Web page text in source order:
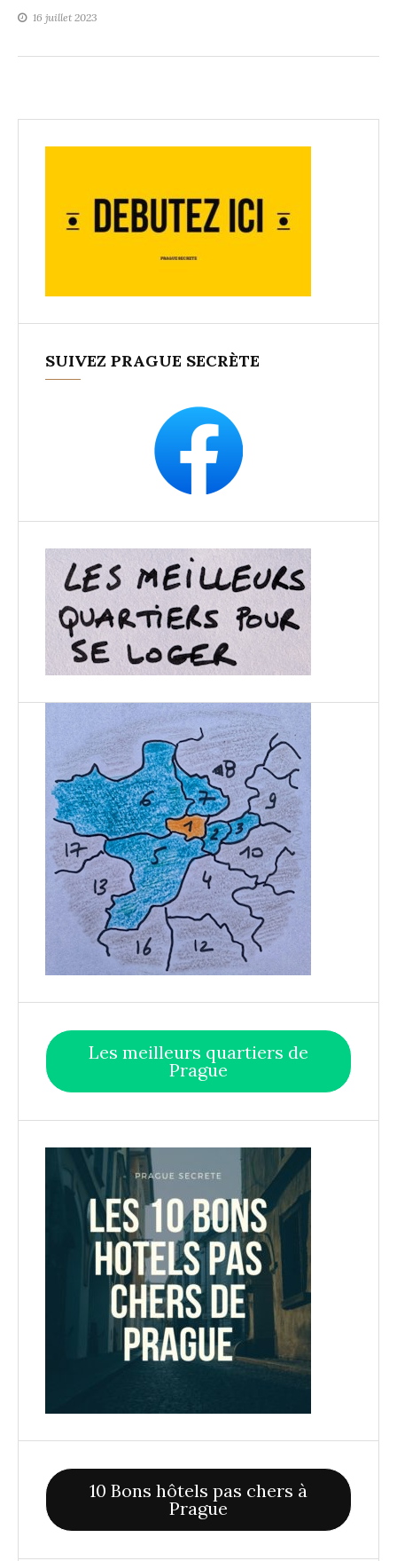
16 juillet 2023
SUIVEZ PRAGUE SECRÈTE
Les meilleurs quartiers de
Prague
10 Bons hôtels pas chers à
Prague